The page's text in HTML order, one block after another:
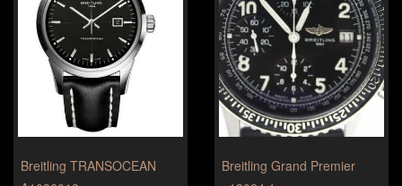
Breitling TRANSOCEAN
Breitling Grand Premier